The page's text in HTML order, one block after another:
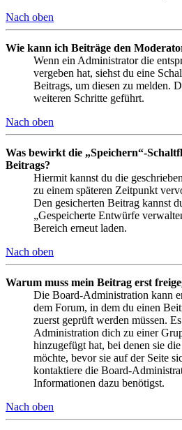
Nach oben
Wie kann ich Beiträge den
Wenn ein Administrator die
vergeben hat, siehst du eine
Beitrags, um diesen zu melden.
weiteren Schritte geführt.
Nach oben
Was bewirkt die „Speichern“-
Beitrags?
Hiermit kannst du die
zu einem späteren Zeitpunkt
Den gesicherten Beitrag kannst
„Gespeicherte Entwürfe
Bereich erneut laden.
Nach oben
Warum muss mein Beitrag erst
Die Board-Administration kann
dem Forum, in dem du einen
zuerst geprüft werden müssen.
Administration dich zu einer
hinzugefügt hat, bei denen sie
möchte, bevor sie auf der Seite
kontaktiere die Board-
Informationen dazu benötigst.
Nach oben